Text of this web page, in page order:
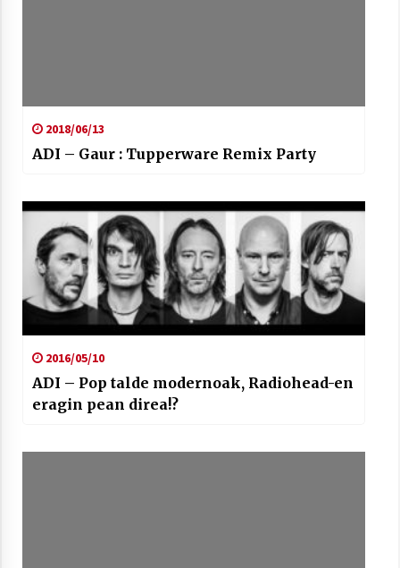
2018/06/13
ADI – Gaur : Tupperware Remix Party
2016/05/10
ADI – Pop talde modernoak, Radiohead-en
eragin pean direa!?